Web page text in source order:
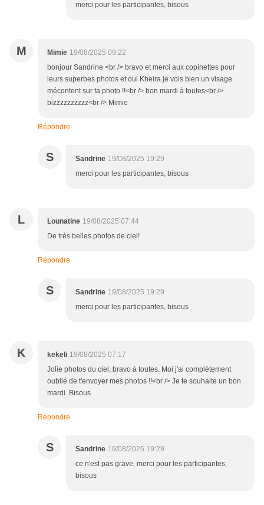
merci pour les participantes, bisous
M Mimie 19/08/2025 09:22
bonjour Sandrine <br /> bravo et merci aux copinettes pour
leurs superbes photos et oui Kheira je vois bien un visage
mécontent sur ta photo !!<br /> bon mardi à toutes<br />
bizzzzzzzzzz<br /> Mimie
Répondre
S Sandrine 19/08/2025 19:29
merci pour les participantes, bisous
L Lounatine 19/08/2025 07:44
De très belles photos de ciel!
Répondre
S Sandrine 19/08/2025 19:29
merci pour les participantes, bisous
K kekeli 19/08/2025 07:17
Jolie photos du ciel, bravo à toutes. Moi j'ai complètement
oublié de t'envoyer mes photos !!<br /> Je te souhaite un bon
mardi. Bisous
Répondre
S Sandrine 19/08/2025 19:29
ce n'est pas grave, merci pour les participantes,
bisous